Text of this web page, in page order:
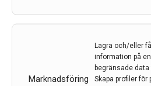
Marknadsföring
Lagra och/eller
information på
begränsade
Skapa profiler
Prevention av suicid har
hjärnkapital. Varje år begår mer